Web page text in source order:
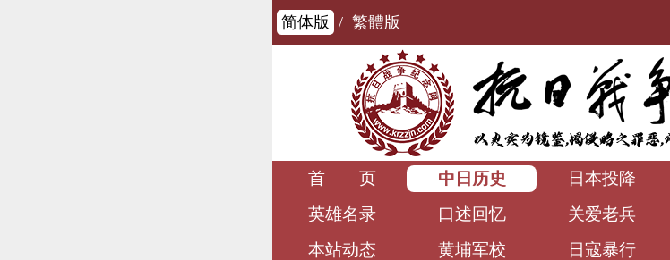
简体版 / 繁體版
首 页 中日历史 日本投降
英雄名录
口述回忆 关爱老兵
本站动态
黄埔军校 日寇暴行